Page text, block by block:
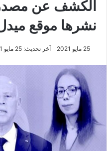
الكشف عن مصدر
نشرها موقع
25 مايو 2021 آخر تحديث: 25 مايو 2021